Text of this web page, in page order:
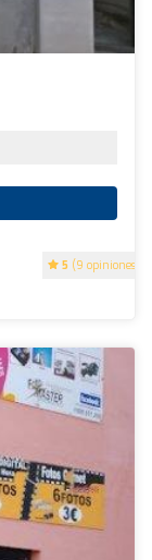
5 (9 opiniones)